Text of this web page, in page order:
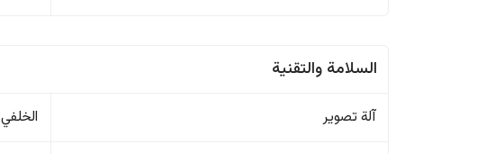
السلامة والتقنية
آلة تصوير الخلفي